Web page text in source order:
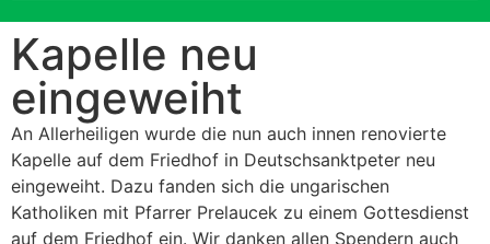
Kapelle neu
eingeweiht
An Allerheiligen wurde die nun auch innen renovierte
Kapelle auf dem Friedhof in Deutschsanktpeter neu
eingeweiht. Dazu fanden sich die ungarischen
Katholiken mit Pfarrer Prelaucek zu einem Gottesdienst
auf dem Friedhof ein. Wir danken allen Spendern auch